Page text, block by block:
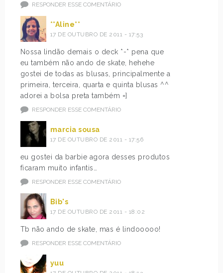
RESPONDER ESSE COMENTÁRIO
**Aline**
17 DE OUTUBRO DE 2011 - 17:53
Nossa lindão demais o deck *-* pena que
eu também não ando de skate, hehehe
gostei de todas as blusas, principalmente a
primeira, terceira, quarta e quinta blusas ^^
adorei a bolsa preta também =]
RESPONDER ESSE COMENTÁRIO
marcia sousa
17 DE OUTUBRO DE 2011 - 17:56
eu gostei da barbie agora desses produtos
ficaram muito infantis…
RESPONDER ESSE COMENTÁRIO
Bib's
17 DE OUTUBRO DE 2011 - 18:02
Tb não ando de skate, mas é lindooooo!
RESPONDER ESSE COMENTÁRIO
yuu